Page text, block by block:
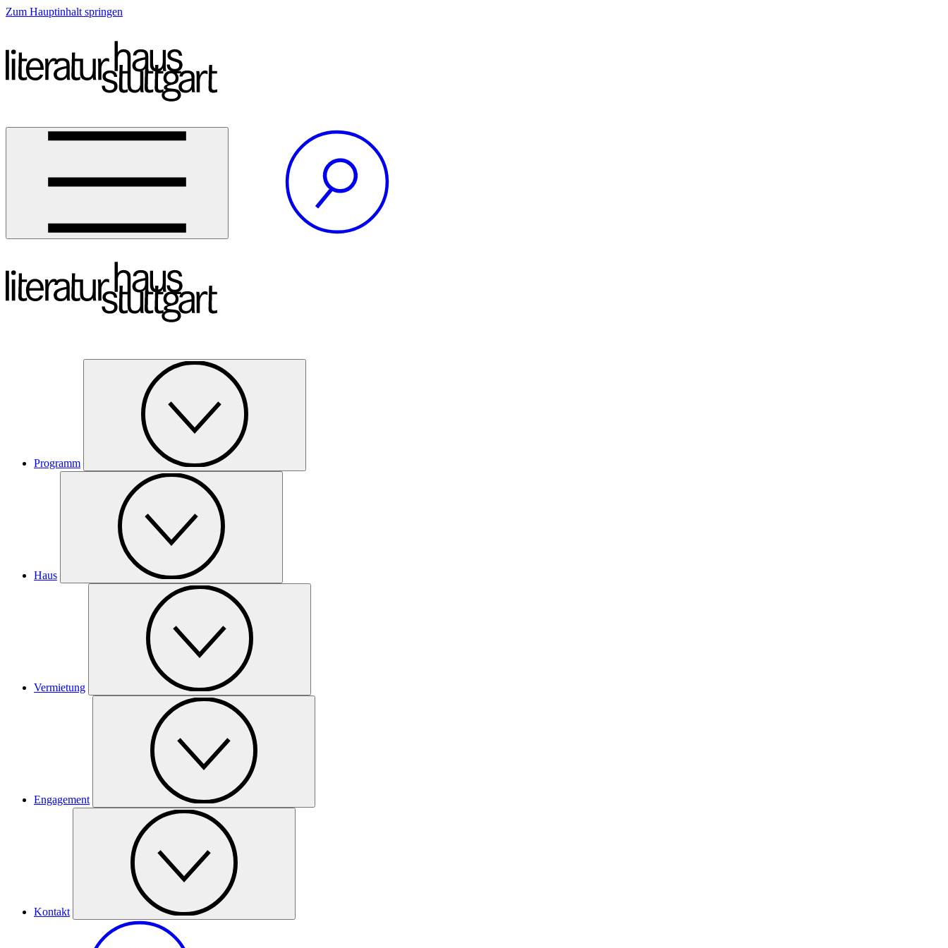
Zum Hauptinhalt springen
Programm
Haus
Vermietung
Engagement
Kontakt